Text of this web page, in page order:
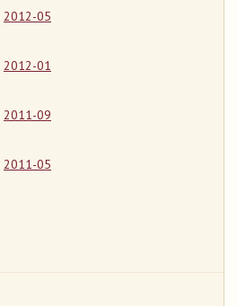
2012-05
2012-01
2011-09
2011-05